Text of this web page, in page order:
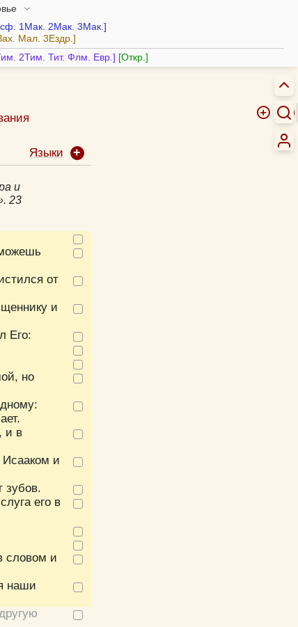
1Мак. 2Мак. 3Мак.
Мал. 3Ездр.
2Тим. Тит. Флм. Евр. Откр.
Библия А.П. Лопухина
(Феотокис), архиеп.
(Лузин), еп.
Зигабен
Бухарев, прот.
Стеняев, протоиерей
листки (XIX в.)
Языки
и
23
от
и
Его:
но
и в
Исааком и
зубов.
его в
словом и
наши